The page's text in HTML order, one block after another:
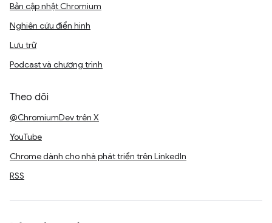
Bản cập nhật Chromium
Nghiên cứu điển hình
Lưu trữ
Podcast và chương trình
Theo dõi
@ChromiumDev trên X
YouTube
Chrome dành cho nhà phát triển trên LinkedIn
RSS